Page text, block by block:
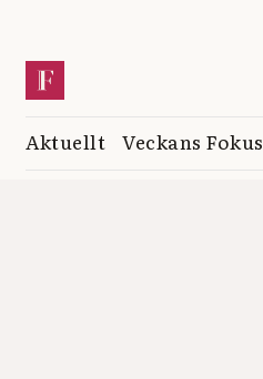
Aktuellt Veckans Fokus